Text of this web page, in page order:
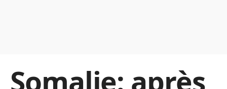
Somalie: après